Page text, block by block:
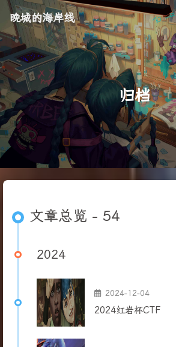
晚城的海岸线
归档
文章总览 - 54
2024
2024-12-04
2024红岩杯CTF